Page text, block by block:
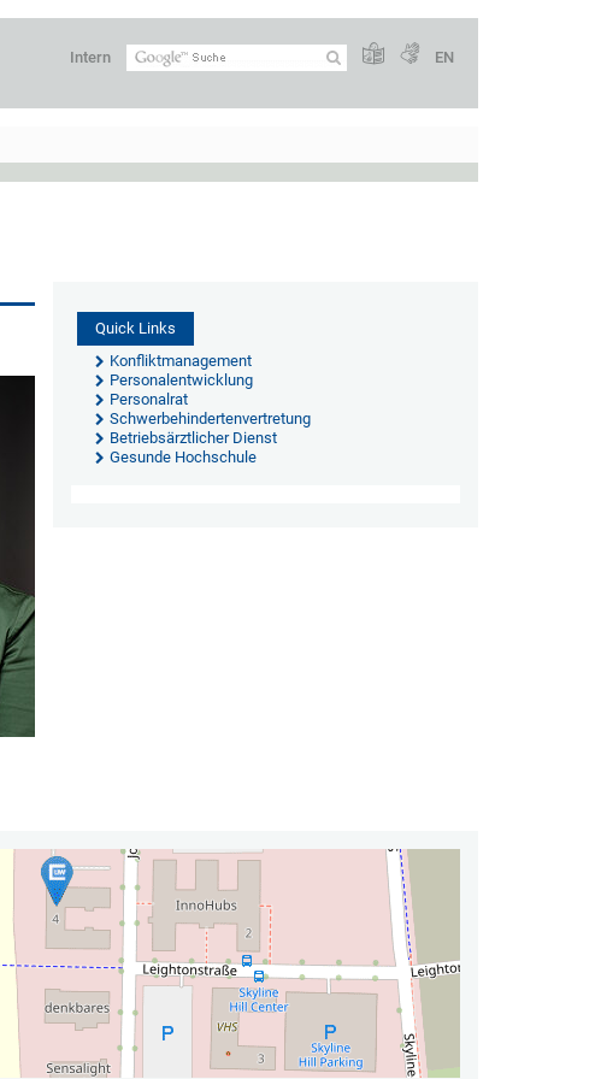
Intern EN
Quick Links
Konfliktmanagement
Personalentwicklung
Personalrat
Schwerbehindertenvertretung
Betriebsärztlicher Dienst
Gesunde Hochschule